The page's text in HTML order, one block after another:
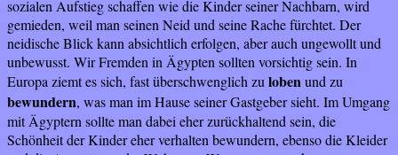
sozialen Aufstieg schaffen wie die Kinder seiner Nachbarn, wird
gemieden, weil man seinen Neid und seine Rache fürchtet. Der
neidische Blick kann absichtlich erfolgen, aber auch ungewollt und
unbewusst. Wir Fremden in Ägypten sollten vorsichtig sein. In
Europa ziemt es sich, fast überschwenglich zu loben und zu
bewundern, was man im Hause seiner Gastgeber sieht. Im Umgang
mit Ägyptern sollte man dabei eher zurückhaltend sein, die
Schönheit der Kinder eher verhalten bewundern, ebenso die Kleider